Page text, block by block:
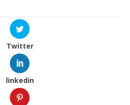
Twitter
linkedin